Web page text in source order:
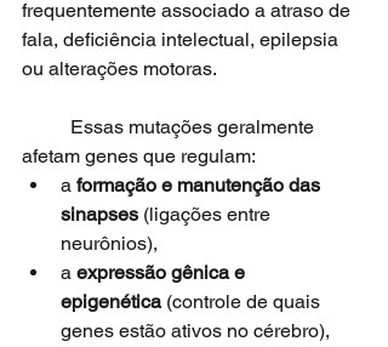
frequentemente associado a atraso de
fala, deficiência intelectual, epilepsia
ou alterações motoras.
afetam genes que regulam:
a formação e manutenção das
sinapses (ligações entre
neurônios),
a expressão gênica e
epigenética (controle de quais
genes estão ativos no cérebro),